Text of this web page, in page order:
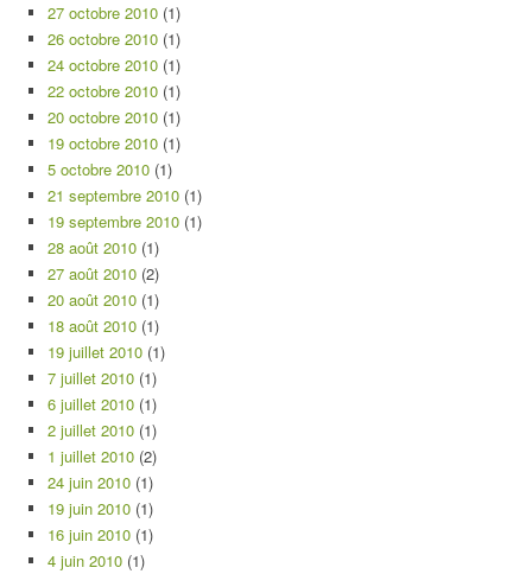
27 octobre 2010 (1)
26 octobre 2010 (1)
24 octobre 2010 (1)
22 octobre 2010 (1)
20 octobre 2010 (1)
19 octobre 2010 (1)
5 octobre 2010 (1)
21 septembre 2010 (1)
19 septembre 2010 (1)
28 août 2010 (1)
27 août 2010 (2)
20 août 2010 (1)
18 août 2010 (1)
19 juillet 2010 (1)
7 juillet 2010 (1)
6 juillet 2010 (1)
2 juillet 2010 (1)
1 juillet 2010 (2)
24 juin 2010 (1)
19 juin 2010 (1)
16 juin 2010 (1)
4 juin 2010 (1)